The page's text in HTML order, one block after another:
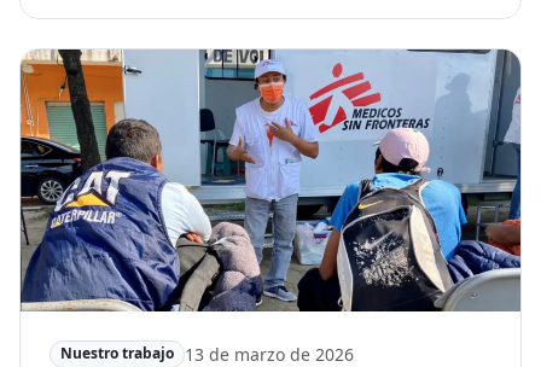
Nuestro trabajo 13 de marzo de 2026